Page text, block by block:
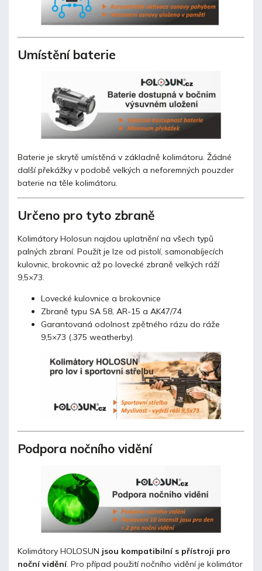
Umístění baterie
Baterie je skrytě umístěná v základně kolimátoru. Žádné
další překážky v podobě velkých a neforemných pouzder
baterie na těle kolimátoru.
Určeno pro tyto zbraně
Kolimátory Holosun najdou uplatnění na všech typů
palných zbraní. Použít je lze od pistolí, samonabíjecích
kulovnic, brokovnic až po lovecké zbraně velkých ráží
9,5×73.
Lovecké kulovnice a brokovnice
Zbraně typu SA 58, AR-15 a AK47/74
Garantovaná odolnost zpětného rázu do ráže
9,5×73 (.375 weatherby).
Podpora nočního vidění
Kolimátory HOLOSUN jsou kompatibilní s přístroji pro
noční vidění. Pro případ použití nočního vidění je kolimátor